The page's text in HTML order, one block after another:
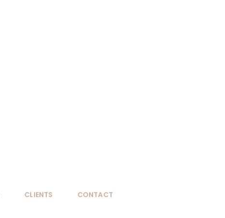
CLIENTS CONTACT